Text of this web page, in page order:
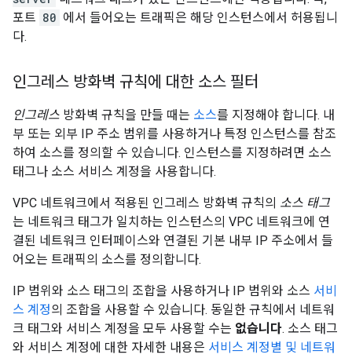
포트 80 에서 들어오는 트래픽은 해당 인스턴스에서 허용됩니
다.
인그레스 방화벽 규칙에 대한 소스 필터
인그레스 방화벽 규칙을 만들 때는 소스를 지정해야 합니다. 내
부 또는 외부 IP 주소 범위를 사용하거나 특정 인스턴스를 참조
하여 소스를 정의할 수 있습니다. 인스턴스를 지정하려면 소스
태그나 소스 서비스 계정을 사용합니다.
VPC 네트워크에서 적용된 인그레스 방화벽 규칙의 소스 태그
는 네트워크 태그가 일치하는 인스턴스의 VPC 네트워크에 연
결된 네트워크 인터페이스와 연결된 기본 내부 IP 주소에서 들
어오는 트래픽의 소스를 정의합니다.
IP 범위와 소스 태그의 조합을 사용하거나 IP 범위와 소스 서비
스 계정의 조합을 사용할 수 있습니다. 동일한 규칙에서 네트워
크 태그와 서비스 계정을 모두 사용할 수는 없습니다. 소스 태그
와 서비스 계정에 대한 자세한 내용은 서비스 계정별 및 네트워